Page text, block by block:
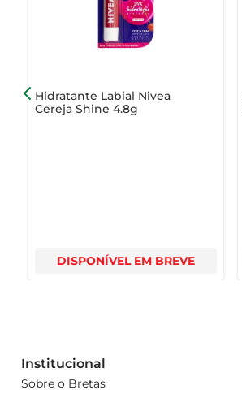
- Volume: 200ml
- Tipo de produto: Água Micelar
- Indicação: Todos os tipos de pele
Hidratante Labial Nivea
Cereja Shine 4.8g
DISPONÍVEL EM BREVE
Institucional
Sobre o Bretas